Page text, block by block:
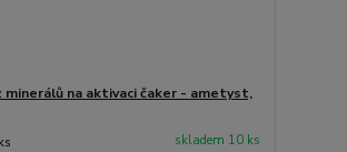
minerálů na aktivaci čaker - ametyst,
skladem 10 ks